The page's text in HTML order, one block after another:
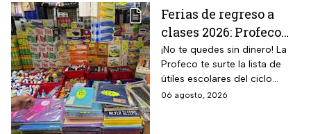
Ferias de regreso a
clases 2026: Profeco
anuncia descuentos
en útiles, mochilas y
uniformes; consulta
sedes
¡No te quedes sin dinero! La
Profeco te surte la lista de
útiles escolares del ciclo
2026-2027 a precios de
06 agosto, 2026